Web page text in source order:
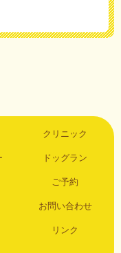
クリニック
ドッグラン
ご予約
お問い合わせ
リンク